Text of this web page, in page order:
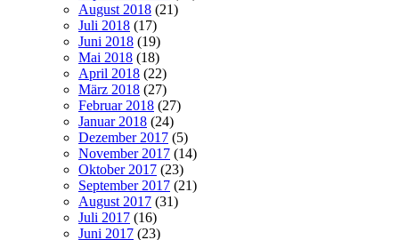
August 2018 (21)
Juli 2018 (17)
Juni 2018 (19)
Mai 2018 (18)
April 2018 (22)
März 2018 (27)
Februar 2018 (27)
Januar 2018 (24)
Dezember 2017 (5)
November 2017 (14)
Oktober 2017 (23)
September 2017 (21)
August 2017 (31)
Juli 2017 (16)
Juni 2017 (23)